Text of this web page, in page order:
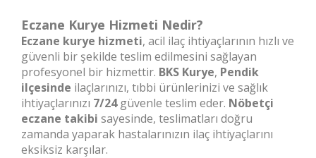
Eczane Kurye Hizmeti Nedir?
Eczane kurye hizmeti, acil ilaç ihtiyaçlarının hızlı ve
güvenli bir şekilde teslim edilmesini sağlayan
profesyonel bir hizmettir. BKS Kurye, Pendik
ilçesinde ilaçlarınızı, tıbbi ürünlerinizi ve sağlık
ihtiyaçlarınızı 7/24güvenle teslim eder. Nöbetçi
eczane takibi sayesinde, teslimatları doğru
zamanda yaparak hastalarınızın ilaç ihtiyaçlarını
eksiksiz karşılar.